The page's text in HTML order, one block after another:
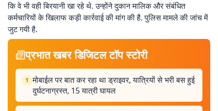
कि वे भी वही बिरयानी खा रहे थे. उन्होंने दुकान मालिक और संबंधित
कर्मचारियों के खिलाफ कड़ी कार्रवाई की मांग की है. पुलिस मामले की जांच में
जुट गयी है.
प्रभात खबर डिजिटल टॉप स्टोरी
1 मोबाईल पर बात कर रहा था ड्राइवर, यात्रियों से भरी बस हुई
दुर्घटनाग्रस्त, 15 यात्री घायल